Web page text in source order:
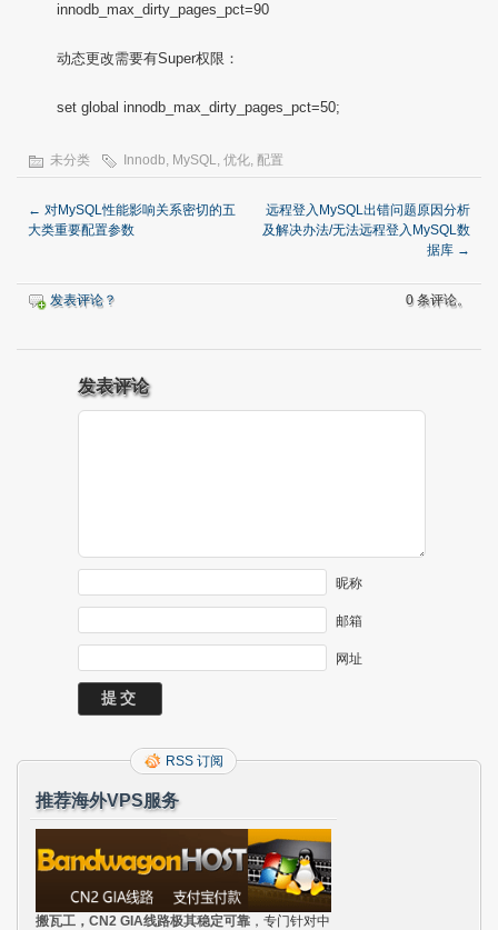
innodb_max_dirty_pages_pct=90
动态更改需要有Super权限：
set global innodb_max_dirty_pages_pct=50;
未分类 Innodb, MySQL, 优化, 配置
← 对MySQL性能影响关系密切的五
大类重要配置参数
远程登入MySQL出错问题原因分析
及解决办法/无法远程登入MySQL数
据库 →
发表评论？ 0 条评论。
发表评论
昵称
邮箱
网址
RSS 订阅
推荐海外VPS服务
搬瓦工，CN2 GIA线路极其稳定可靠 ，专门针对中